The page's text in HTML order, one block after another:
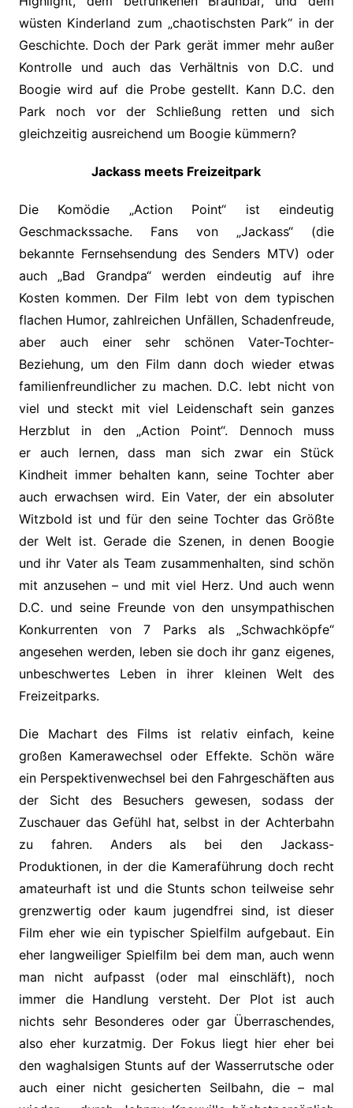
wüsten Kinderland zum „chaotischsten Park“ in der
Geschichte. Doch der Park gerät immer mehr außer
Kontrolle und auch das Verhältnis von D.C. und
Boogie wird auf die Probe gestellt. Kann D.C. den
Park noch vor der Schließung retten und sich
gleichzeitig ausreichend um Boogie kümmern?
Jackass meets Freizeitpark
Die Komödie „Action Point“ ist eindeutig
Geschmackssache. Fans von „Jackass“ (die
bekannte Fernsehsendung des Senders MTV) oder
auch „Bad Grandpa“ werden eindeutig auf ihre
Kosten kommen. Der Film lebt von dem typischen
flachen Humor, zahlreichen Unfällen, Schadenfreude,
aber auch einer sehr schönen Vater-Tochter-
Beziehung, um den Film dann doch wieder etwas
familienfreundlicher zu machen. D.C. lebt nicht von
viel und steckt mit viel Leidenschaft sein ganzes
Herzblut in den „Action Point“. Dennoch muss
er auch lernen, dass man sich zwar ein Stück
Kindheit immer behalten kann, seine Tochter aber
auch erwachsen wird. Ein Vater, der ein absoluter
Witzbold ist und für den seine Tochter das Größte
der Welt ist. Gerade die Szenen, in denen Boogie
und ihr Vater als Team zusammenhalten, sind schön
mit anzusehen – und mit viel Herz. Und auch wenn
D.C. und seine Freunde von den unsympathischen
Konkurrenten von 7 Parks als „Schwachköpfe“
angesehen werden, leben sie doch ihr ganz eigenes,
unbeschwertes Leben in ihrer kleinen Welt des
Freizeitparks.
Die Machart des Films ist relativ einfach, keine
großen Kamerawechsel oder Effekte. Schön wäre
ein Perspektivenwechsel bei den Fahrgeschäften aus
der Sicht des Besuchers gewesen, sodass der
Zuschauer das Gefühl hat, selbst in der Achterbahn
zu fahren. Anders als bei den Jackass-
Produktionen, in der die Kameraführung doch recht
amateurhaft ist und die Stunts schon teilweise sehr
grenzwertig oder kaum jugendfrei sind, ist dieser
Film eher wie ein typischer Spielfilm aufgebaut. Ein
eher langweiliger Spielfilm bei dem man, auch wenn
man nicht aufpasst (oder mal einschläft), noch
immer die Handlung versteht. Der Plot ist auch
nichts sehr Besonderes oder gar Überraschendes,
also eher kurzatmig. Der Fokus liegt hier eher bei
den waghalsigen Stunts auf der Wasserrutsche oder
auch einer nicht gesicherten Seilbahn, die – mal